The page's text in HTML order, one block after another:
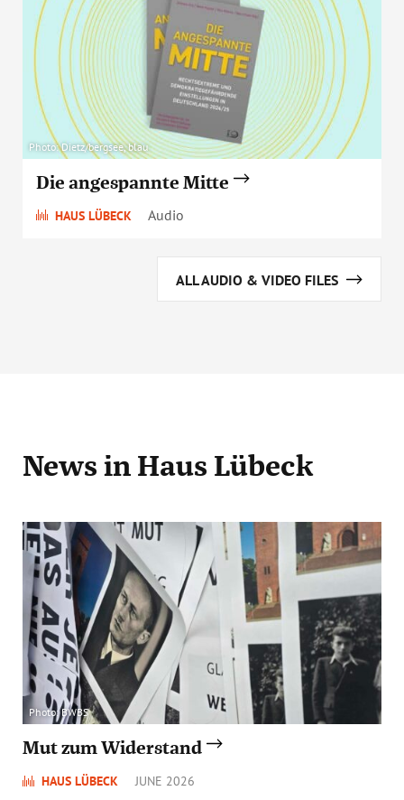
Photo: Dietz/bergsee, blau
Die angespannte Mitte
HAUS LÜBECK Audio
ALL AUDIO & VIDEO FILES
News in Haus Lübeck
Photo: BWBS
Mut zum Widerstand
HAUS LÜBECK JUNE 2026